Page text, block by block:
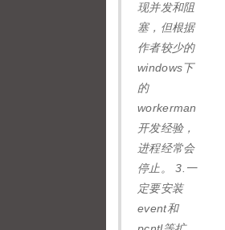
现并发和阻
塞，但根据
作者较少的
windows下
的
workerman
开发经验，
进程经常会
停止。 3.一
定要安装
event和